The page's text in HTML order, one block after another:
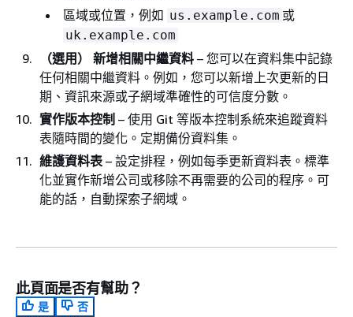
區域或位置，例如 us.example.com 或
uk.example.com
（選用） 新增相關中繼資料 – 您可以在資料集中記錄
任何相關中繼資料。例如，您可以新增上次更新的日
期、資訊來源或子網域準確性的可信度分數。
實作版本控制 – 使用 Git 等版本控制系統來追蹤資料
表隨時間的變化。定期備份資料集。
維護資料表– 設定排程，例如每季更新資料表。標準
化並實作新增公司或移除不再需要的公司的程序。可
能的話，自動探索子網域。
此頁面是否有幫助？
是
否